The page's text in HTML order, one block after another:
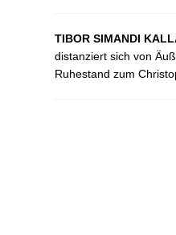
TIBOR SIMANDI
distanziert sich von
Ruhestand zum